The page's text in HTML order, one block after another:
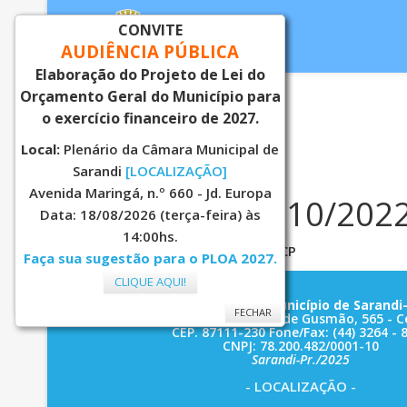
PARECER Nº 10/
PARECER Nº 10/2022 - CMES/CP
Prefeitura do Município de
Rua: José Emiliano de Gusmão, 565 -
CEP. 87111-230 Fone/Fax: (44) 3264 -
CNPJ: 78.200.482/0001-10
Sarandi-Pr./2025
- LOCALIZAÇÃO -
CONVITE
AUDIÊNCIA PÚBLICA
Elaboração do Projeto de Lei do
Orçamento Geral do Município para
o exercício financeiro de 2027.
Local: Plenário da Câmara Municipal de
Sarandi [LOCALIZAÇÃO]
Avenida Maringá, n.º 660 - Jd. Europa
Data: 18/08/2026 (terça-feira) às
14:00hs.
Faça sua sugestão para o PLOA 2027.
CLIQUE AQUI!
FECHAR